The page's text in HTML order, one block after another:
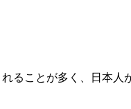
ることが多く、日本人